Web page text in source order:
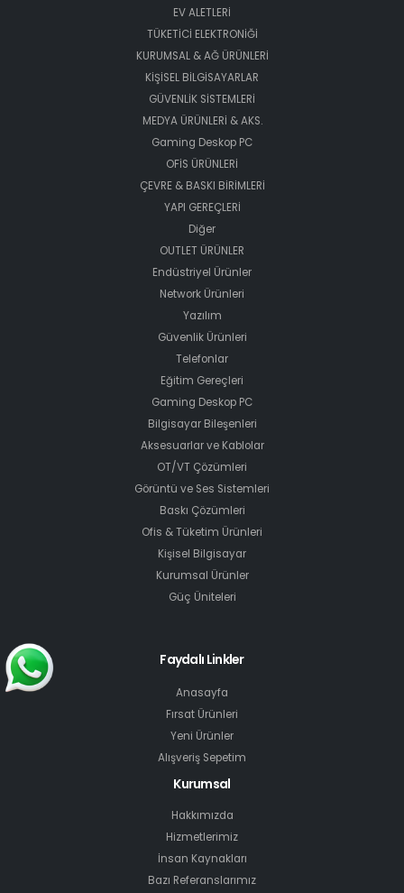
EV ALETLERİ
TÜKETİCİ ELEKTRONİĞİ
KURUMSAL & AĞ ÜRÜNLERİ
KİŞİSEL BİLGİSAYARLAR
GÜVENLİK SİSTEMLERİ
MEDYA ÜRÜNLERİ & AKS.
Gaming Deskop PC
OFİS ÜRÜNLERİ
ÇEVRE & BASKI BİRİMLERİ
YAPI GEREÇLERİ
Diğer
OUTLET ÜRÜNLER
Endüstriyel Ürünler
Network Ürünleri
Yazılım
Güvenlik Ürünleri
Telefonlar
Eğitim Gereçleri
Gaming Deskop PC
Bilgisayar Bileşenleri
Aksesuarlar ve Kablolar
OT/VT Çözümleri
Görüntü ve Ses Sistemleri
Baskı Çözümleri
Ofis & Tüketim Ürünleri
Kişisel Bilgisayar
Kurumsal Ürünler
Güç Üniteleri
Faydalı Linkler
Anasayfa
Fırsat Ürünleri
Yeni Ürünler
Alışveriş Sepetim
Kurumsal
Hakkımızda
Hizmetlerimiz
İnsan Kaynakları
Bazı Referanslarımız